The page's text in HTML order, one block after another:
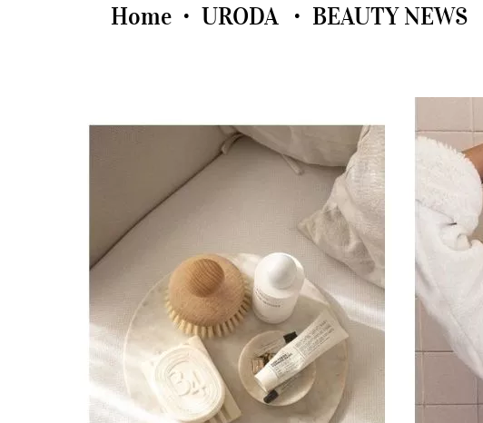
Home • URODA • BEAUTY NEWS